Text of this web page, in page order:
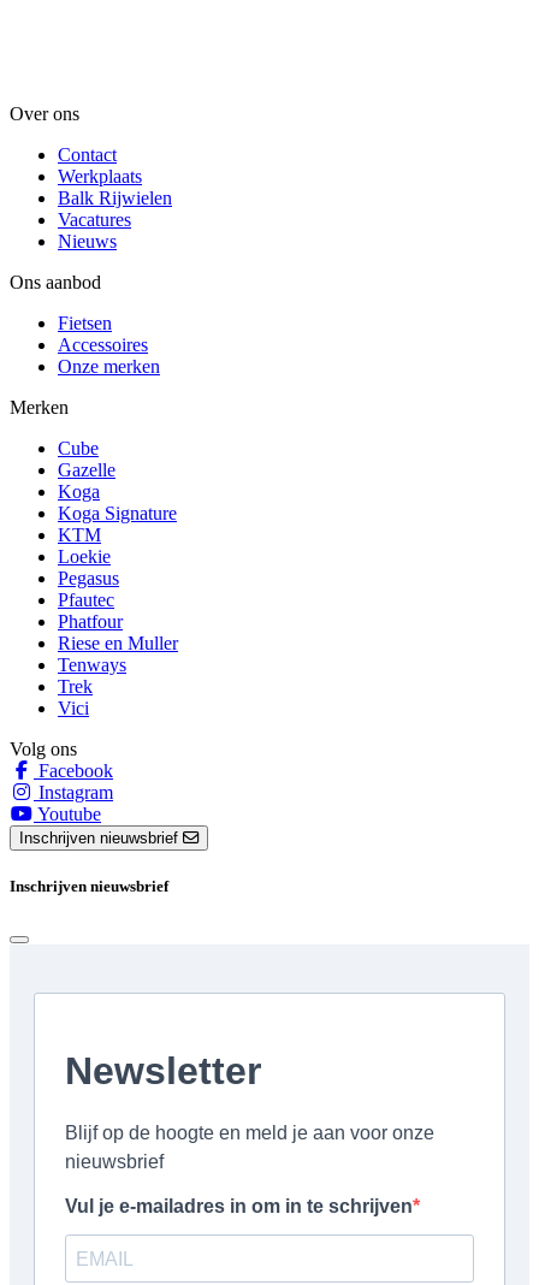
Over ons
Contact
Werkplaats
Balk Rijwielen
Vacatures
Nieuws
Ons aanbod
Fietsen
Accessoires
Onze merken
Merken
Cube
Gazelle
Koga
Koga Signature
KTM
Loekie
Pegasus
Pfautec
Phatfour
Riese en Muller
Tenways
Trek
Vici
Volg ons
Facebook
Instagram
Youtube
Inschrijven nieuwsbrief
Inschrijven nieuwsbrief